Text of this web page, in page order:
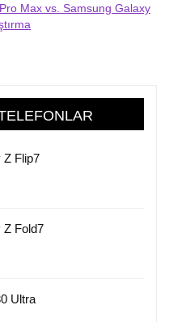
Max vs. Samsung Galaxy
Z Flip7
Z Fold7
Ultra